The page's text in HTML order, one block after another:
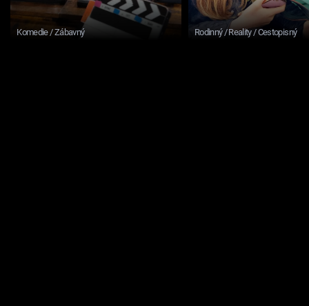
Komedie / Zábavný Rodinný / Reality / Cestopisný